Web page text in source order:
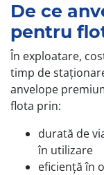
De ce
pentru
În exploatare,
timp de
anvelope
flota prin:
durată de
în utilizare
eficiență în